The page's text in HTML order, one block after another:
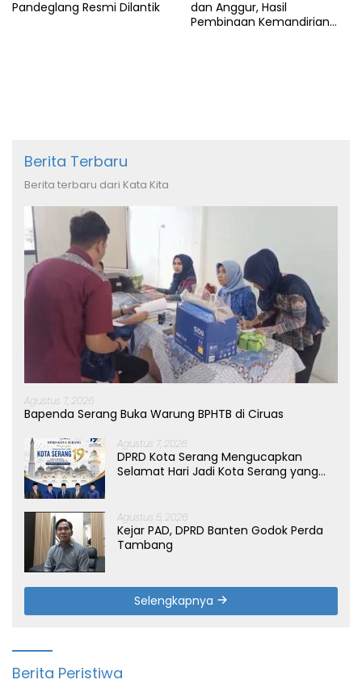
Pandeglang Resmi Dilantik
dan Anggur, Hasil
Pembinaan Kemandirian
Berita Terbaru
Berita terbaru dari Kata Kita
Agustus 7, 2026
Bapenda Serang Buka Warung BPHTB di Ciruas
Agustus 7, 2026
DPRD Kota Serang Mengucapkan
Selamat Hari Jadi Kota Serang yang
Agustus 5, 2026
Kejar PAD, DPRD Banten Godok Perda
Tambang
Selengkapnya
Berita Peristiwa